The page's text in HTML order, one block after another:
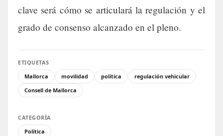
clave será cómo se articulará la regulación y el
grado de consenso alcanzado en el pleno.
ETIQUETAS
Mallorca
movilidad política
regulación vehicular
Consell de Mallorca
CATEGORÍA
Política